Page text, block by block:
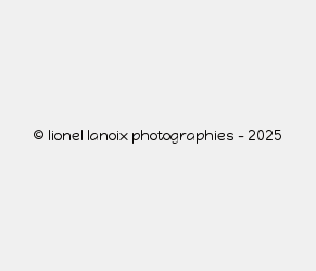
© lionel lanoix photographies - 2025